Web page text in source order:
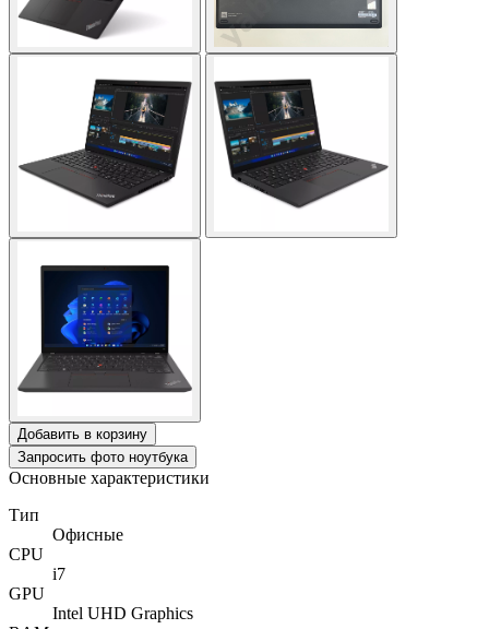
Добавить в корзину
Запросить фото ноутбука
Основные характеристики
Тип
Офисные
CPU
i7
GPU
Intel UHD Graphics